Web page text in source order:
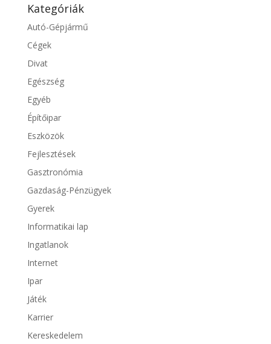
Kategóriák
Autó-Gépjármű
Cégek
Divat
Egészség
Egyéb
Építőipar
Eszközök
Fejlesztések
Gasztronómia
Gazdaság-Pénzügyek
Gyerek
Informatikai lap
Ingatlanok
Internet
Ipar
Játék
Karrier
Kereskedelem